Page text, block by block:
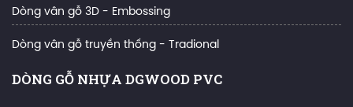
Dòng vân gỗ 3D - Embossing
Dòng vân gỗ truyền thống - Tradional
DÒNG GỖ NHỰA DGWOOD PVC